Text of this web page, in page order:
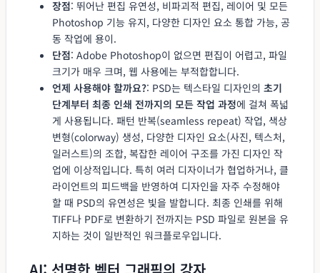
장점: 뛰어난 편집 유연성, 비파괴적 편집, 레이어 및 모든
Photoshop 기능 유지, 다양한 디자인 요소 통합 가능, 공
동 작업에 용이.
단점: Adobe Photoshop이 없으면 편집이 어렵고, 파일
크기가 매우 크며, 웹 사용에는 부적합합니다.
언제 사용해야 할까요?: PSD는 텍스타일 디자인의 초기
단계부터 최종 인쇄 전까지의 모든 작업 과정에 걸쳐 폭넓
게 사용됩니다. 패턴 반복(seamless repeat) 작업, 색상
변형(colorway) 생성, 다양한 디자인 요소(사진, 텍스처,
일러스트)의 조합, 복잡한 레이어 구조를 가진 디자인 작
업에 이상적입니다. 특히 여러 디자이너가 협업하거나, 클
라이언트의 피드백을 반영하여 디자인을 자주 수정해야
할 때 PSD의 유연성은 빛을 발합니다. 최종 인쇄를 위해
TIFF나 PDF로 변환하기 전까지는 PSD 파일로 원본을 유
지하는 것이 일반적인 워크플로우입니다.
AI: 선명한 벡터 그래픽의 강자